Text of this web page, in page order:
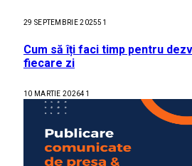
29 SEPTEMBRIE 202551
Cum să îți faci timp pentru
fiecare zi
10 MARTIE 202641